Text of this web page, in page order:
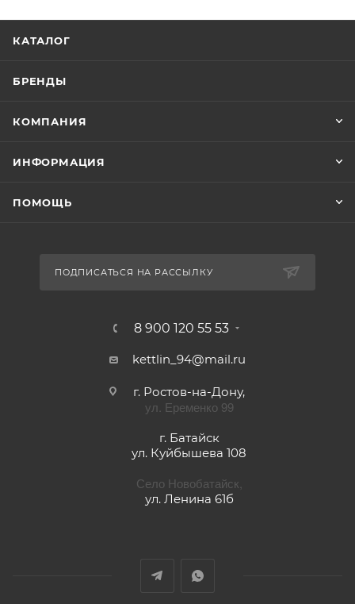
КАТАЛОГ
БРЕНДЫ
КОМПАНИЯ
ИНФОРМАЦИЯ
ПОМОЩЬ
ПОДПИСАТЬСЯ НА РАССЫЛКУ
8 900 120 55 53
kettlin_94@mail.ru
г. Ростов-на-Дону,
ул. Еременко 99
г. Батайск
ул. Куйбышева 108
Село Новобатайск,
ул. Ленина 61б